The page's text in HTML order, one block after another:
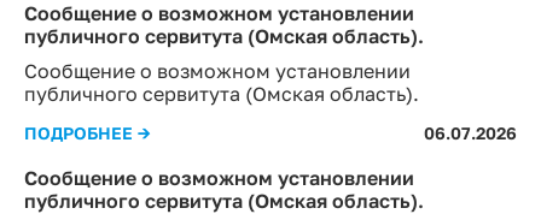
Сообщение о возможном установлении
публичного сервитута (Омская область).
Сообщение о возможном установлении
публичного сервитута (Омская область).
ПОДРОБНЕЕ → 06.07.2026
Сообщение о возможном установлении
публичного сервитута (Омская область).